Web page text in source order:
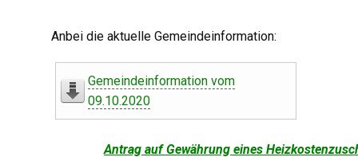
Anbei die aktuelle Gemeindeinformation:
Gemeindeinformation vom
09.10.2020
Antrag auf Gewährung eines